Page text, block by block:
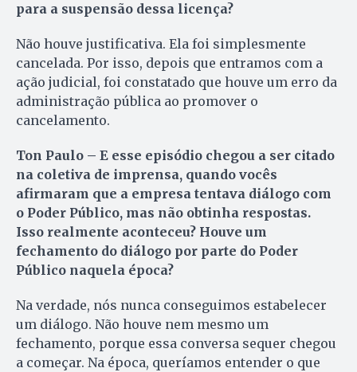
para a suspensão dessa licença?
Não houve justificativa. Ela foi simplesmente
cancelada. Por isso, depois que entramos com a
ação judicial, foi constatado que houve um erro da
administração pública ao promover o
cancelamento.
Ton Paulo – E esse episódio chegou a ser citado
na coletiva de imprensa, quando vocês
afirmaram que a empresa tentava diálogo com
o Poder Público, mas não obtinha respostas.
Isso realmente aconteceu? Houve um
fechamento do diálogo por parte do Poder
Público naquela época?
Na verdade, nós nunca conseguimos estabelecer
um diálogo. Não houve nem mesmo um
fechamento, porque essa conversa sequer chegou
a começar. Na época, queríamos entender o que